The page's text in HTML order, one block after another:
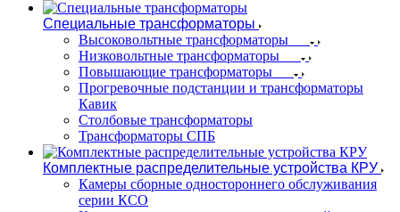
Специальные трансформаторы
Высоковольтные трансформаторы
Низковольтные трансформаторы
Повышающие трансформаторы
Прогревочные подстанции и трансформаторы
Кавик
Столбовые трансформаторы
Трансформаторы СПБ
Комплектные распределительные устройства КРУ
Камеры сборные одностороннего обслуживания
серии КСО